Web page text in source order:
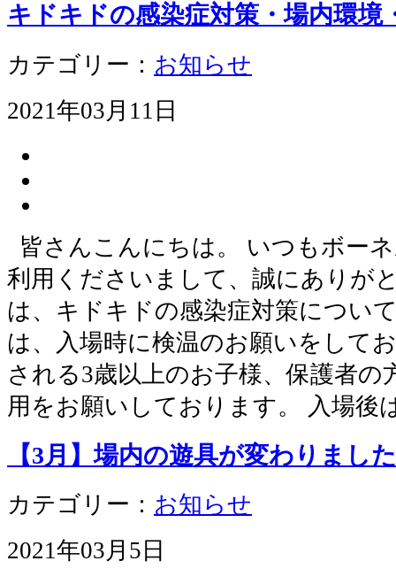
キドキドの感染症対策・場内環境
カテゴリー： お知らせ
2021年03月11日
皆さんこんにちは。 いつもボー
利用くださいまして、誠にありが
は、キドキドの感染症対策につい
は、入場時に検温のお願いをして
される3歳以上のお子様、保護者
用をお願いしております。 入場後
【3月】場内の遊具が変わりまし
カテゴリー： お知らせ
2021年03月5日